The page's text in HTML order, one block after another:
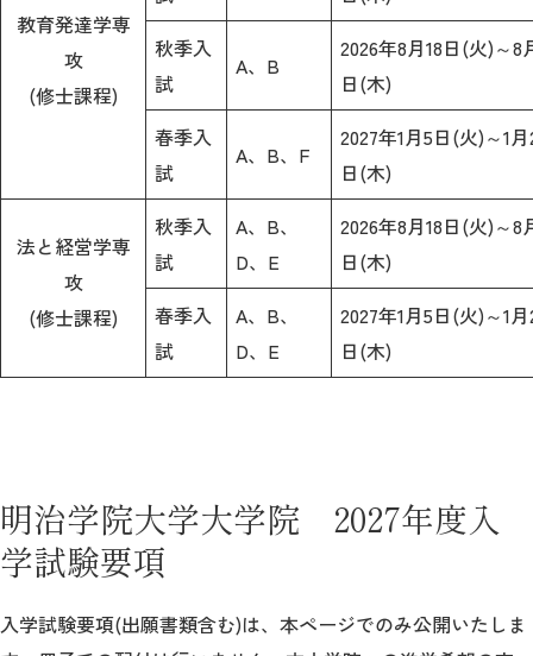
教育発達学専
攻
(修士課程)
秋季入
試
A、B
2026年8月18日(火)～8
日(木)
春季入
試
A、B、F
2027年1月5日(火)～1月
日(木)
法と経営学専
攻
(修士課程)
秋季入
試
A、B、
D、E
2026年8月18日(火)～8
日(木)
春季入
試
A、B、
D、E
2027年1月5日(火)～1月
日(木)
明治学院大学大学院 2027年度入
学試験要項
入学試験要項(出願書類含む)は、本ページでのみ公開いたしま